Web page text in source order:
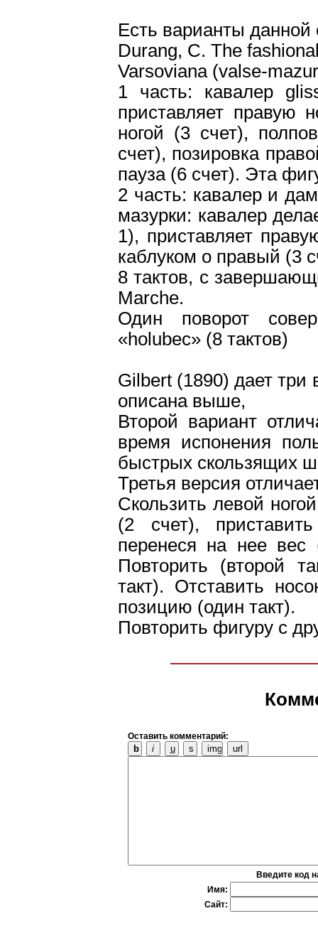
Есть варианты
Durang, C. The
Varsoviana (valse-
1 часть: кавалер
приставляет правую
ногой (3 счет),
счет), позировка
пауза (6 счет). Эта
2 часть: кавалер и
мазурки: кавалер
1), приставляет
каблуком о правый (3
8 тактов, с
Marche.
Один поворот
«holubec» (8 тактов)
Gilbert (1890) дает три
описана выше,
Второй вариант
время испонения
быстрых скользящих
Третья версия
Скользить левой
(2 счет),
перенеся на нее вес
Повторить (второй
такт). Отставить
позицию (один такт).
Повторить фигуру с
Оставить комментарий:
Введите код
Имя:
Сайт: